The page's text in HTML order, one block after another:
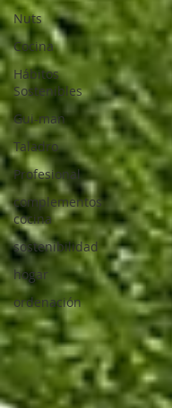
Nuts
Cocina
Hábitos
Sostenibles
Gui-man
Taladro
Profesional
complementos
cocina
sostenibilidad
hogar
ordenación